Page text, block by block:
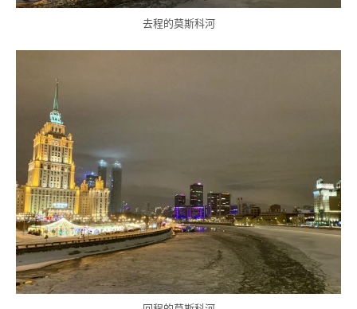
去程的莫斯科河